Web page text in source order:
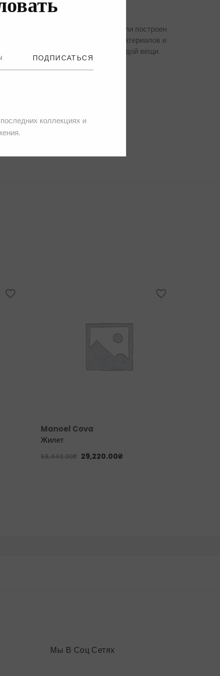
ПОДПИСАТЬСЯ
коллекциях и
Навахас и Джакопо Антониоли построен
на выборе контрастных цветов, материалов и
цвета подчеркивают характер каждой вещи.
Manoel Cova
Жилет
58,440.00₴ 29,220.00₴
Мы В Соц Сетях